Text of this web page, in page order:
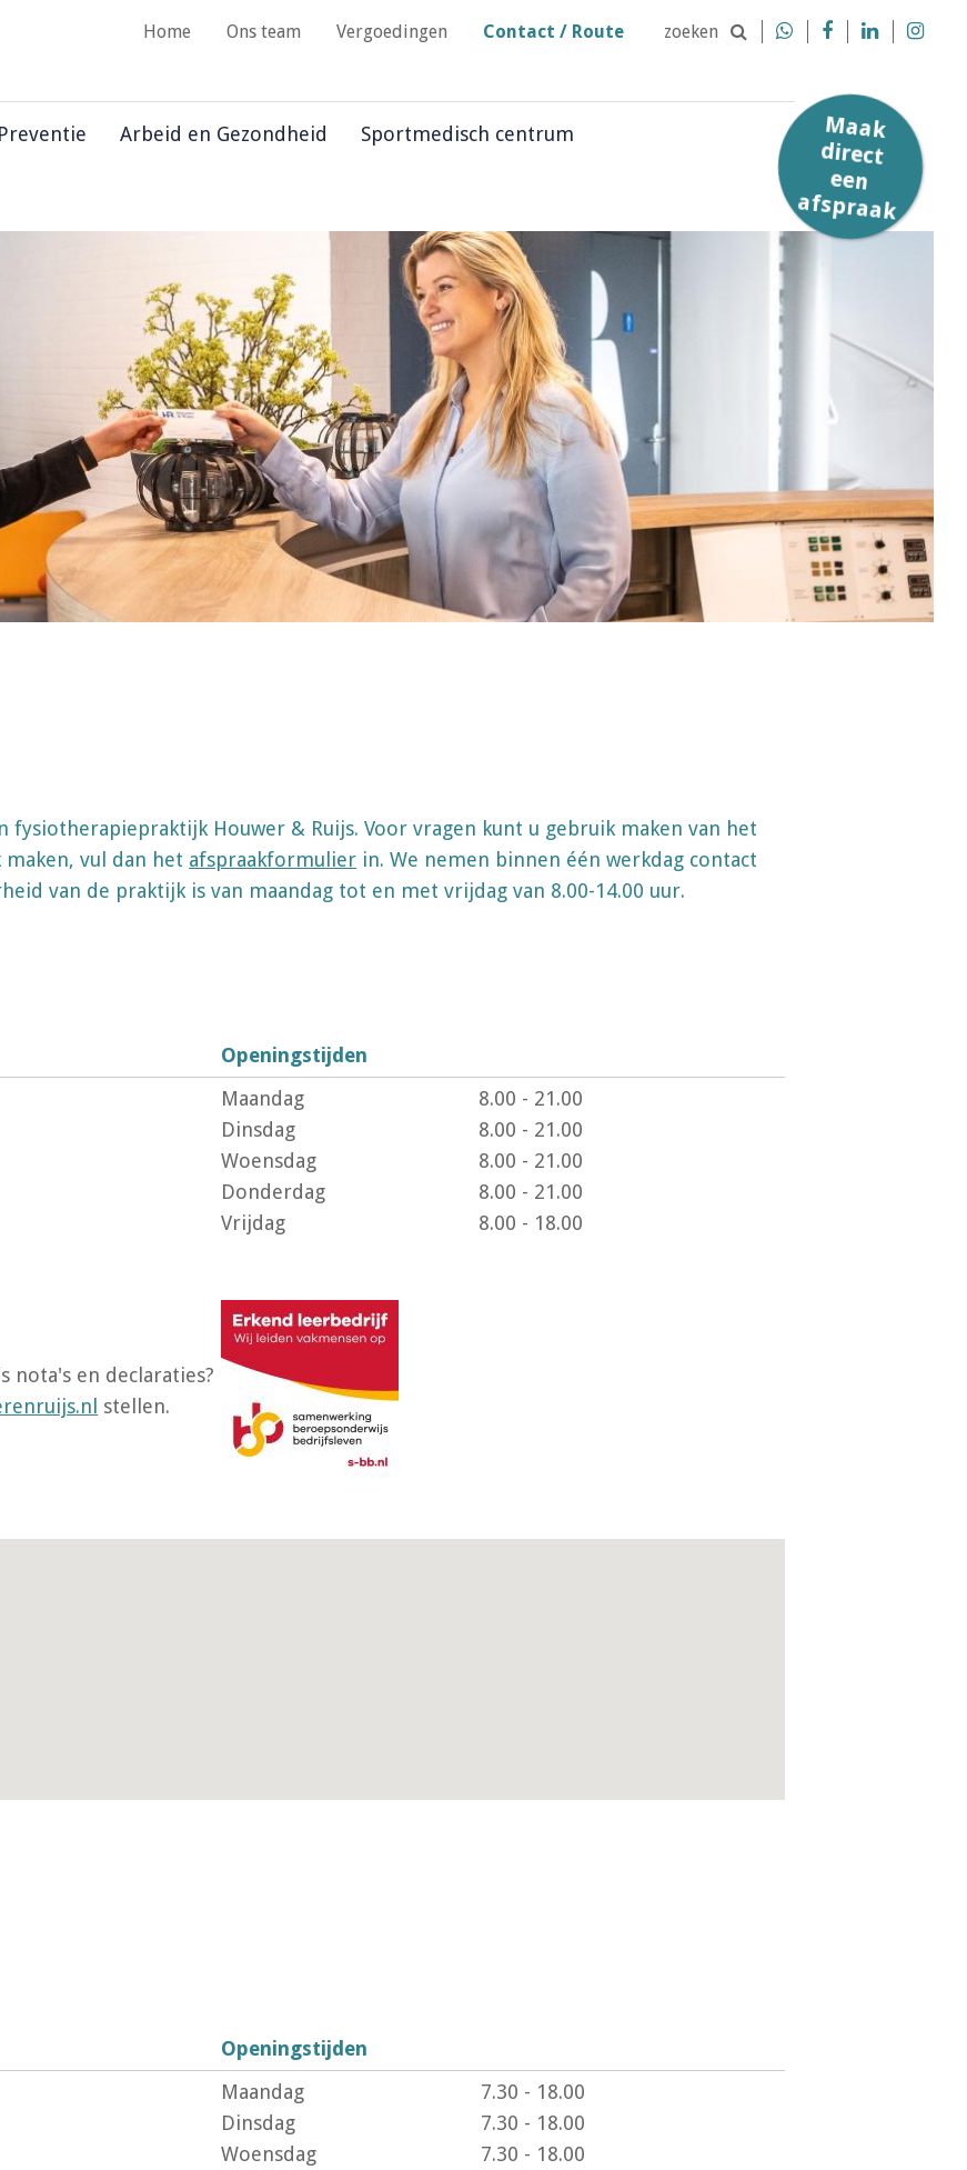
Home Ons team Vergoedingen Contact / Route
Afmelden
zoeken    
Arbeid en Gezondheid Sportmedisch centrum Maak
direct
een
afspraak
Houwer & Ruijs. Voor vragen kunt u gebruik maken van het
maken, vul dan het afspraakformulier in. We nemen binnen één werkdag contact
van de praktijk is van maandag tot en met vrijdag van 8.00-14.00 uur.
nota's en declaraties?
stellen.
Openingstijden
Maandag
8.00 - 21.00
Dinsdag
8.00 - 21.00
Woensdag
8.00 - 21.00
Donderdag
8.00 - 21.00
Vrijdag
8.00 - 18.00
Openingstijden
Maandag
7.30 - 18.00
Dinsdag
7.30 - 18.00
Woensdag
7.30 - 18.00